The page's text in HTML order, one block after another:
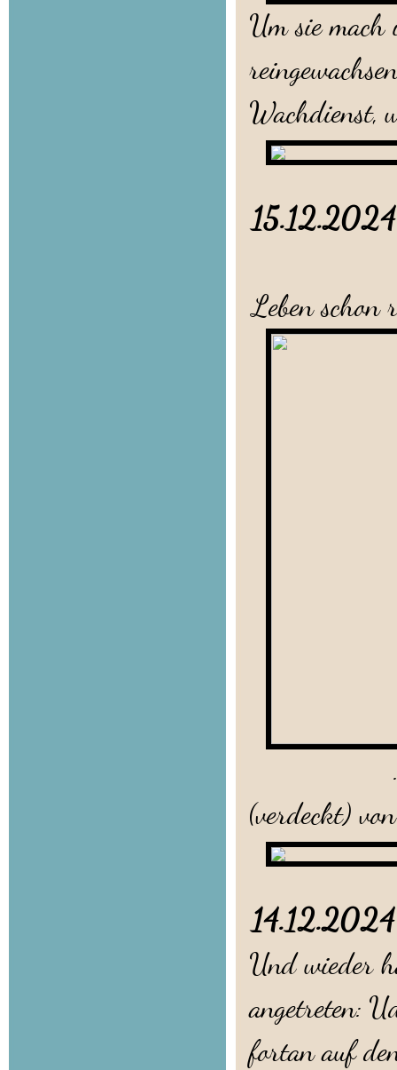
Um sie
Wachdienst,
Leben schon
...
(verdeckt)
Und wieder
angetreten:
fortan auf